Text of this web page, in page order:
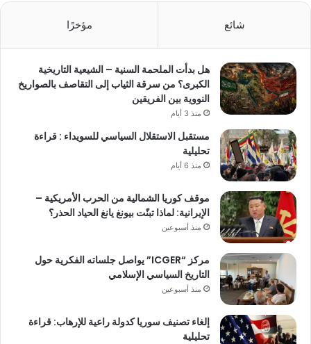
شائع مؤخرًا
هل بدأت الملحمة السنية – الشيعية التاريخية
الكبرى؟ من سرقة الثياب إلى التقاصف بالصواريخ
النووية بين الفريقين
منذ 3 أيام
مستقبل الاستقلال السياسي للسويداء : قراءة
تحليلية
منذ 6 أيام
موقف كوريا الشمالية من الحرب الأمريكية –
الإيرانية: لماذا تبنّت بيونغ يانغ الحياد الحذر؟
منذ أسبوعين
مركز “ICGER” يواصل جلساته الفكرية حول
التاريخ السياسي الإسلامي
منذ أسبوعين
إلغاء تصنيف سوريا كدولة راعية للإرهاب: قراءة
تحليلية